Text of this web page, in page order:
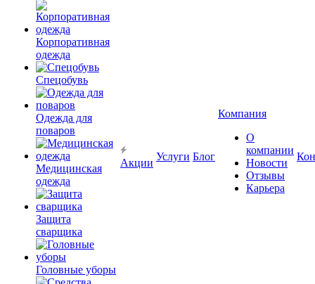
Корпоративная
одежда
Спецобувь
Одежда для
поваров
Медицинская
одежда
Защита
сварщика
Головные уборы
Акции
Услуги Блог
Компания
О
компании
Новости
Отзывы
Карьера